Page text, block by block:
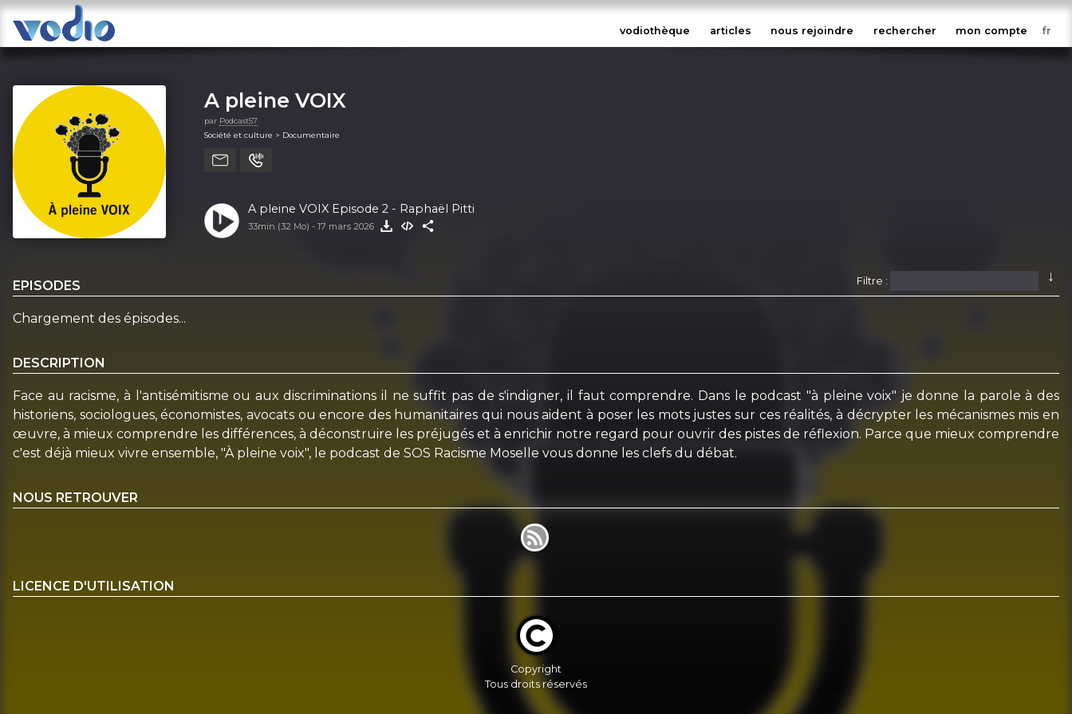
vodiothèque articles nous rejoindre rechercher mon compte
A pleine VOIX
par Podcast57
Société et culture > Documentaire
A pleine VOIX Episode 2 - Raphaël Pitti
33min (32 Mo) - 17 mars 2026
EPISODES
↓
Filtre :
Chargement des épisodes...
DESCRIPTION
Face au racisme, à l'antisémitisme ou aux discriminations il ne suffit pas de s'indigner, il faut comprendre. Dans le podcast "à pleine voix" je donne la parole à des
historiens, sociologues, économistes, avocats ou encore des humanitaires qui nous aident à poser les mots justes sur ces réalités, à décrypter les mécanismes mis en
œuvre, à mieux comprendre les différences, à déconstruire les préjugés et à enrichir notre regard pour ouvrir des pistes de réflexion. Parce que mieux comprendre
c'est déjà mieux vivre ensemble, "À pleine voix", le podcast de SOS Racisme Moselle vous donne les clefs du débat.
NOUS RETROUVER
LICENCE D'UTILISATION
Copyright
Tous droits réservés